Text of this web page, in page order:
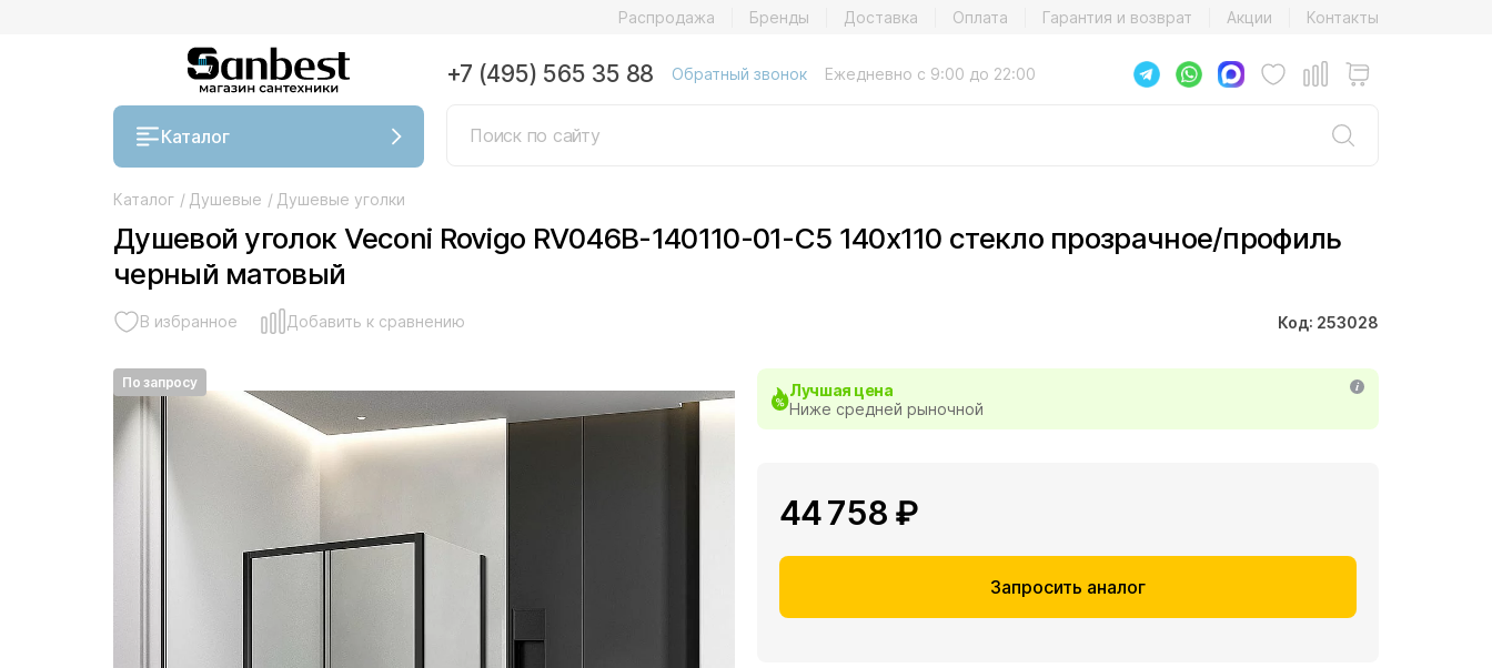
Распродажа Бренды Доставка Оплата Гарантия и возврат Акции Контакты
Каталог
+7 (495) 565 35 88 Обратный звонок Ежедневно с 9:00 до 22:00
Каталог / Душевые / Душевые уголки
Душевой уголок Veconi Rovigo RV046B-140110-01-C5 140х110 стекло прозрачное/профиль
черный матовый
В избранное Добавить к сравнению Код: 253028
По запросу
Лучшая цена
Ниже средней рыночной
44 758 ₽
Запросить аналог